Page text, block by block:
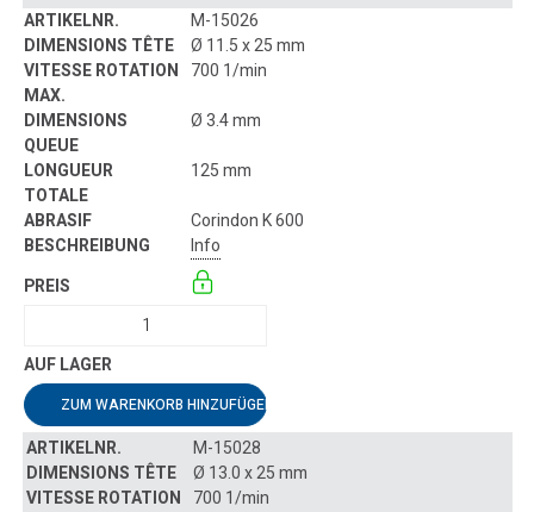
M-15026
Ø 11.5 x 25 mm
700 1/min
Ø 3.4 mm
125 mm
Corindon K 600
Info
ZUM WARENKORB HINZUFÜGEN
M-15028
Ø 13.0 x 25 mm
700 1/min